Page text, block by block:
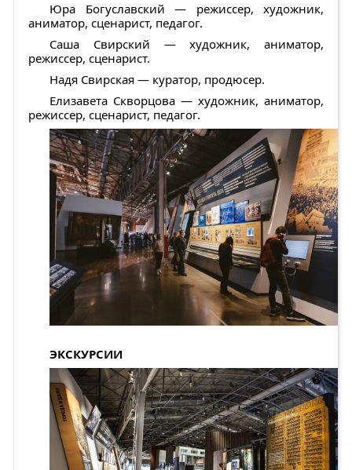
Юра Богуславский — режиссер, художник,
аниматор, сценарист, педагог.
Саша Свирский — художник, аниматор,
режиссер, сценарист.
Надя Свирская — куратор, продюсер.
Елизавета Скворцова — художник, аниматор,
режиссер, сценарист, педагог.
ЭКСКУРСИИ